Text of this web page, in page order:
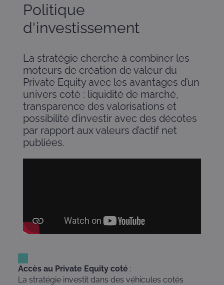
Politique
d'investissement
La stratégie cherche à combiner les
moteurs de création de valeur du
Private Equity avec les avantages d’un
univers coté : liquidité de marché,
transparence des valorisations et
possibilité d’investir avec des décotes
par rapport aux valeurs d’actif net
publiées.
Accès au Private Equity coté:
La stratégie investit dans des véhicules cotés